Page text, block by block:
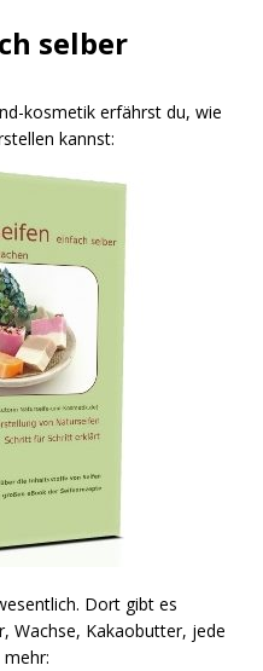
selber
kosmetik erfährst du, wie
kannst:
Dort gibt es
Wachse, Kakaobutter, jede